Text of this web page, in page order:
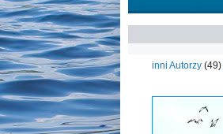
inni Autorzy (49)